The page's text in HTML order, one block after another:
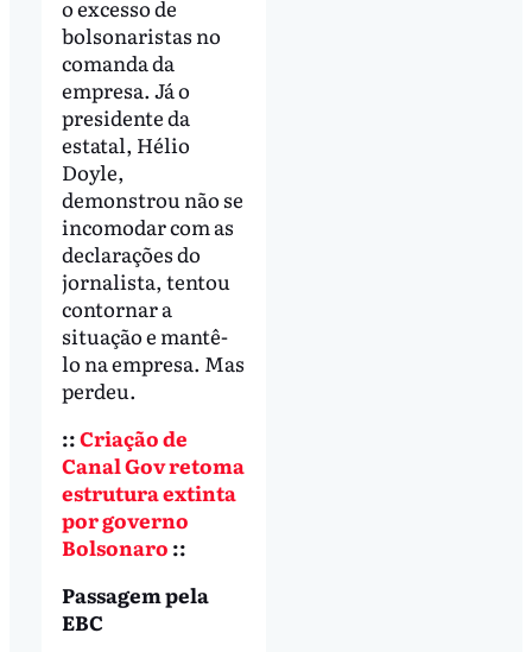
o excesso de
bolsonaristas no
comanda da
empresa. Já o
presidente da
estatal, Hélio
Doyle,
demonstrou não se
incomodar com as
declarações do
jornalista, tentou
contornar a
situação e mantê-
lo na empresa. Mas
perdeu.
::Criação de
Canal Gov retoma
estrutura extinta
por governo
Bolsonaro ::
Passagem pela
EBC